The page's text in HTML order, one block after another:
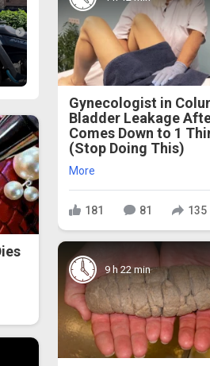
Gynecologist in
Bladder Leakage
Comes Down to 1
(Stop Doing This)
More
181 81 135
9 h 22 min